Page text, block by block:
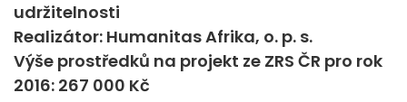
udržitelnosti
Realizátor: Humanitas Afrika, o. p. s.
Výše prostředků na projekt ze ZRS ČR pro rok
2016: 267 000 Kč